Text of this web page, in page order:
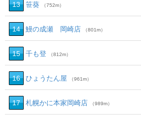
13 笹葵 （752m）
14 鰻の成瀬 岡崎店 （801m）
15 千も登 （812m）
16 ひょうたん屋 （961m）
17 札幌かに本家岡崎店 （989m）